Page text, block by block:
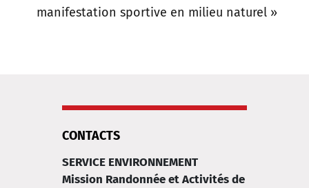
manifestation sportive en milieu naturel »
CONTACTS
SERVICE ENVIRONNEMENT
Mission Randonnée et Activités de